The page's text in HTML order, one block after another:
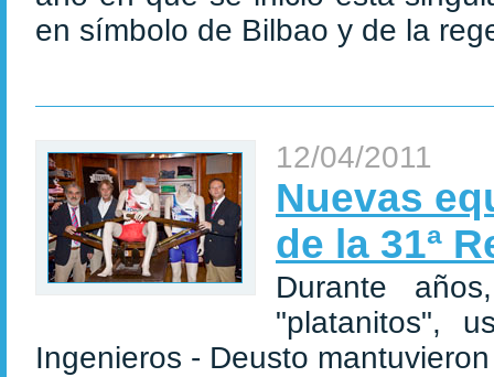
en símbolo de Bilbao y de la
12/04/2011
Nuevas
de la 31ª
Durante
"platanitos",
Ingenieros - Deusto